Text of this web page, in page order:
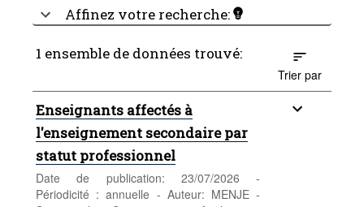
Affinez votre recherche:
1 ensemble de données trouvé:
Trier par
Enseignants affectés à
l'enseignement secondaire par
statut professionnel
Date de publication: 23/07/2026 -
Périodicité : annuelle - Auteur: MENJE -